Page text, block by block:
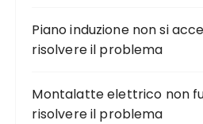
Piano induzione non si
risolvere il problema
Montalatte elettrico non
risolvere il problema